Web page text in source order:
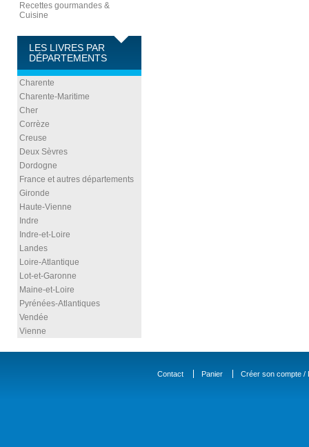
Recettes gourmandes &
Cuisine
LES LIVRES PAR
DÉPARTEMENTS
Charente
Charente-Maritime
Cher
Corrèze
Creuse
Deux Sèvres
Dordogne
France et autres départements
Gironde
Haute-Vienne
Indre
Indre-et-Loire
Landes
Loire-Atlantique
Lot-et-Garonne
Maine-et-Loire
Pyrénées-Atlantiques
Vendée
Vienne
Contact Panier Créer son compte /